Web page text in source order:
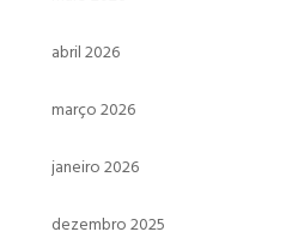
abril 2026
março 2026
janeiro 2026
dezembro 2025